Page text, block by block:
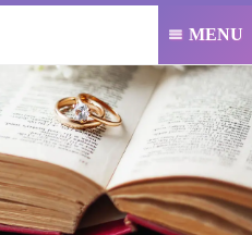
 MENU